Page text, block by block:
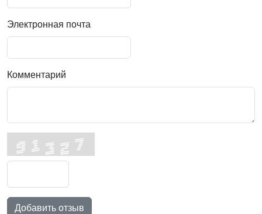
Электронная почта
Комментарий
Добавить отзыв